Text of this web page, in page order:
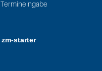
Termineingabe
zm-starter